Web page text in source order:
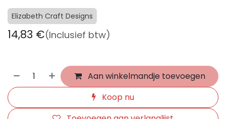
Elizabeth Craft Designs
14,83 €(Inclusief btw)
Aan winkelmandje toevoegen
Koop nu